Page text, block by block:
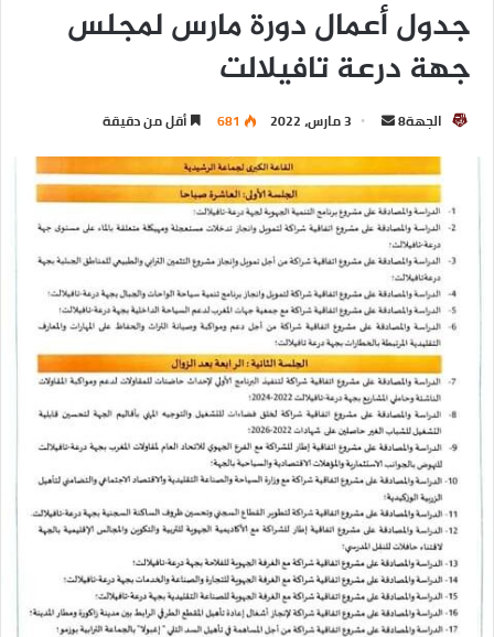
جدول أعمال دورة مارس لمجلس
جهة درعة تافيلالت
الجهة8 3 مارس، 2022 681 أقل من دقيقة